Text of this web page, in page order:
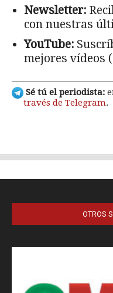
OTROS